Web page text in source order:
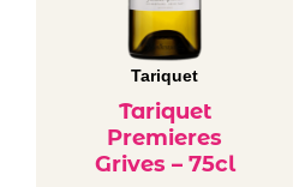
Tariquet
Tariquet
Premieres
Grives – 75cl